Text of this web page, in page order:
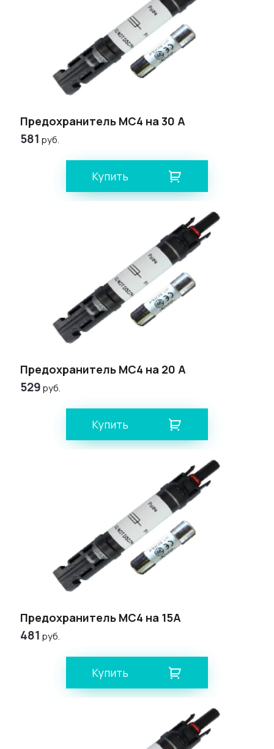
Предохранитель МС4 на 30 А
581 руб.
Купить
Предохранитель МС4 на 20 А
529руб.
Купить
Предохранитель MC4 на 15A
481 руб.
Купить